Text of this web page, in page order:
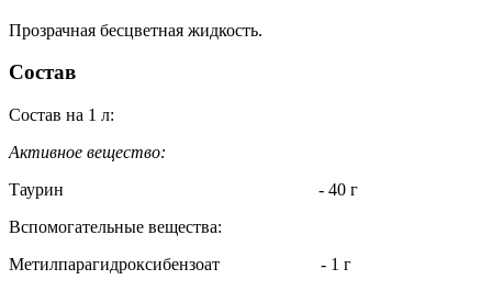
Прозрачная бесцветная жидкость.
Состав
Состав на 1 л:
Активное вещество:
Таурин - 40 г
Вспомогательные вещества:
Метилпарагидроксибензоат - 1 г